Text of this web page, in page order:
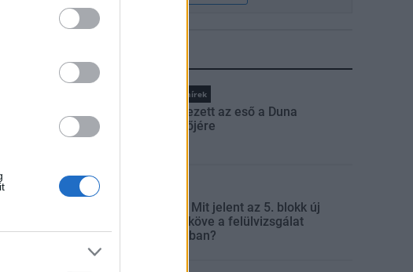
Országos hírek
Megérkezett az eső a Duna
vízgyűjtőjére
Paks II.: Mit jelent az 5. blokk új
mérföldköve a felülvizsgálat
árnyékában?